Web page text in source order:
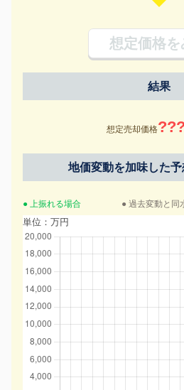
想定価格を
結果
想定売却価格
地価変動を加味した
● 上振れる場合 ● 過去変動と同
単位：万円